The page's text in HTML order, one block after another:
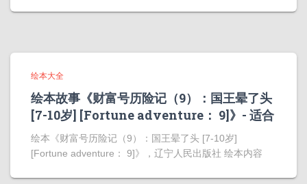
绘本大全
绘本故事《财富号历险记（9）：国王晕了头
[7-10岁] [Fortune adventure： 9]》- 适合
绘本《财富号历险记（9）：国王晕了头 [7-10岁]
[Fortune adventure： 9]》，辽宁人民出版社 绘本内容